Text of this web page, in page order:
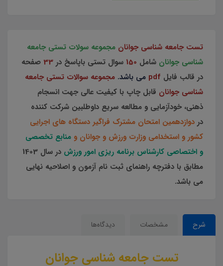
تست جامعه شناسی جوانان مجموعه سولات تستی جامعه
شناسی جوانان شامل 150 سوال تستی باپاسخ در 33 صفحه
در قالب فایل pdf می باشد. مجموعه سوالات تستی جامعه
شناسی جوانان قابل چاپ با کیفیت عالی جهت انسجام
ذهنی، خودآزمایی و مطالعه سریع داوطلبین شرکت کننده
در دوازدهمین امتحان مشترک فراگیر دستگاه های اجرایی
کشور و استخدامی وزارت ورزش و جوانان و منابع تخصصی
و اختصاصی کارشناس برنامه ریزی امور ورزش
در سال 1403
مطابق با دفترچه راهنمای ثبت نام آزمون و اصلاحیه نهایی
می باشد.
شرح مشخصات دیدگاه‌ها
تست جامعه شناسی جوانان